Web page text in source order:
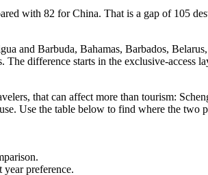
with 82 for China. That is a gap of 105
and Barbuda, Bahamas, Barbados,
difference starts in the exclusive-access
that can affect more than tourism:
Use the table below to find where the two
preference.